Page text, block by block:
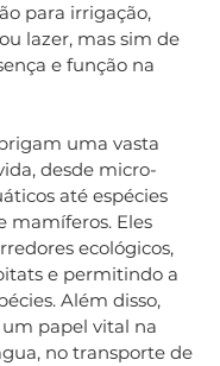
para irrigação,
lazer, mas sim de
e função na
uma vasta
desde micro-
até espécies
mamíferos. Eles
ecológicos,
e permitindo a
Além disso,
papel vital na
no transporte de